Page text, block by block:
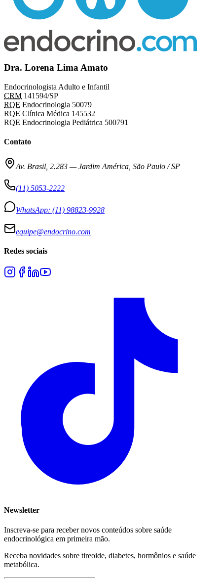
Dra. Lorena Lima Amato
Endocrinologista Adulto e Infantil
CRM 141594/SP
RQE Endocrinologia 50079
RQE Clínica Médica 145532
RQE Endocrinologia Pediátrica 500791
Contato
Av. Brasil, 2.283 —Jardim América, São Paulo / SP
(11) 5053-2222
WhatsApp: (11) 98823-9928
equipe@endocrino.com
Redes sociais
Newsletter
Inscreva-se para receber novos conteúdos sobre saúde
endocrinológica em primeira mão.
Receba novidades sobre tireoide, diabetes, hormônios e saúde
metabólica.